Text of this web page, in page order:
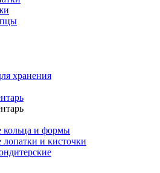
хранения
кольца и формы
лопатки и кисточки